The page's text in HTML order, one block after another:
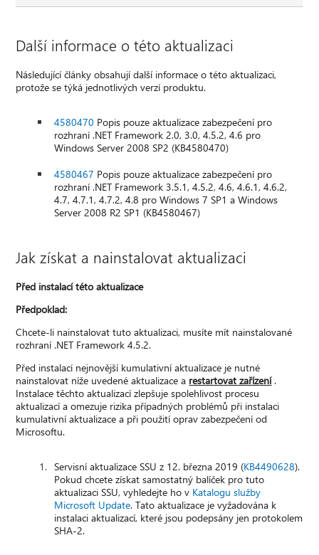
Další informace o této aktualizaci
Následující články obsahují další informace o této aktualizaci,
protože se týká jednotlivých verzí produktu.
4580470 Popis pouze aktualizace zabezpečení pro
rozhraní .NET Framework 2.0, 3.0, 4.5.2, 4.6 pro
Windows Server 2008 SP2 (KB4580470)
4580467 Popis pouze aktualizace zabezpečení pro
rozhraní .NET Framework 3.5.1, 4.5.2, 4.6, 4.6.1, 4.6.2,
4.7, 4.7.1, 4.7.2, 4.8 pro Windows 7 SP1 a Windows
Server 2008 R2 SP1 (KB4580467)
Jak získat a nainstalovat aktualizaci
Před instalací této aktualizace
Předpoklad:
Chcete-li nainstalovat tuto aktualizaci, musíte mít nainstalované
rozhraní .NET Framework 4.5.2.
Před instalací nejnovější kumulativní aktualizace je nutné
nainstalovat níže uvedené aktualizace a restartovat zařízení.
Instalace těchto aktualizací zlepšuje spolehlivost procesu
aktualizací a omezuje rizika případných problémů při instalaci
kumulativní aktualizace a při použití oprav zabezpečení od
Microsoftu.
Servisní aktualizace SSU z 12. března 2019 (KB4490628).
Pokud chcete získat samostatný balíček pro tuto
aktualizaci SSU, vyhledejte ho v Katalogu služby
Microsoft Update. Tato aktualizace je vyžadována k
instalaci aktualizací, které jsou podepsány jen protokolem
SHA-2.